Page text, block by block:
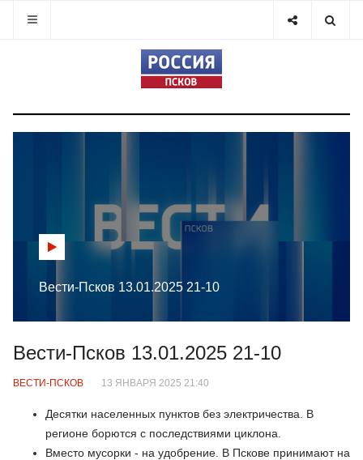
Вести-Псков 13.01.2025 21-10
Вести-Псков 13.01.2025 21-10
ВЕСТИ-ПСКОВ 13 ЯНВАРЯ 2025 21:40
Десятки населенных пунктов без электричества. В
регионе борются с последствиями циклона.
Вместо мусорки - на удобрение. В Пскове принимают на